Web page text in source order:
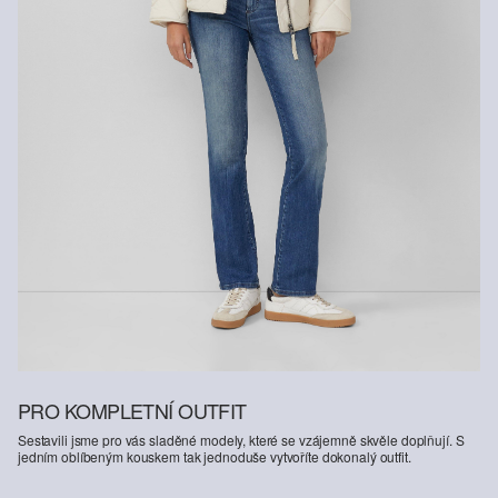
PRO KOMPLETNÍ OUTFIT
Sestavili jsme pro vás sladěné modely, které se vzájemně skvěle doplňují. S
jedním oblíbeným kouskem tak jednoduše vytvoříte dokonalý outfit.